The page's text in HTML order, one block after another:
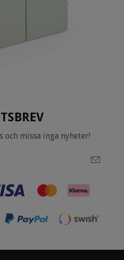
och missa inga nyheter!